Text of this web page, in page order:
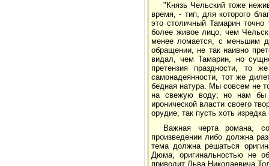
"Князь Чельский тоже
время, - тип, для которого
это столичный Тамарин
более живое лицо, чем
менее ломается, с меньшим
обращении, не так наивно
видал, чем Тамарин, но
претензия праздности, то
самонадеянности, тот же
бедная натура. Мы совсем не
на свежую воду; но нам бы
иронической власти своего
орудие, так пусть хоть
Важная черта романа,
произведении либо должна
тема должна решаться
Дюма, оригинальностью не
приводит Льва Николаевича